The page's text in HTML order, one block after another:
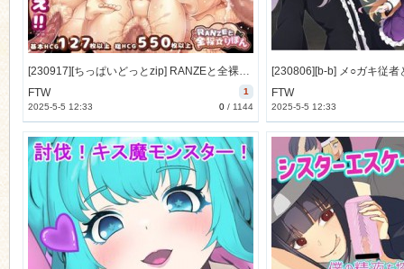
[230917][ちっぱいどっとzip] RANZEと全裸女りぼん [953M] [RJ01089975]
1
FTW
0/ 1144
2025-5-5 12:33
FTW
2025-5-5 12:33